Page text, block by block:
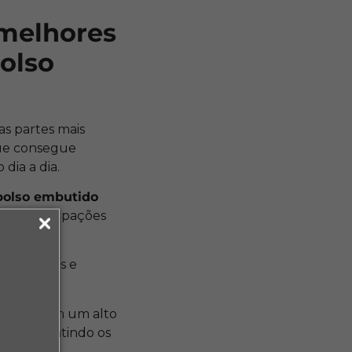
partes mais
consegue
a dia.
embutido
preocupações
de cursos e
possuem um alto
garantindo os